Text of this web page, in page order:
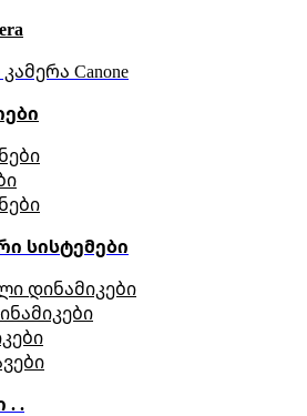
Сanone
სისტემები
დინამიკები
. .